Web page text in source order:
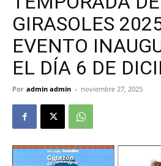
GIRASOLES
EVENTO
EL DÍA 6 DE
Por admin admin - noviembre 27, 2025